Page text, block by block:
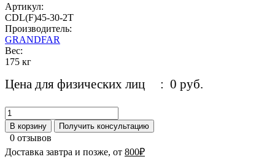
Артикул:
CDL(F)45-30-2T
Производитель:
GRANDFAR
Вес:
175 кг
Цена для физических лиц : 0 руб.
В корзину Получить консультацию
0 отзывов
Доставка завтра и позже, от 800₽